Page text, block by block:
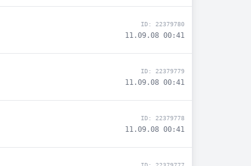
ID: 22379780
11.09.08 00:41
ID: 22379779
11.09.08 00:41
ID: 22379778
11.09.08 00:41